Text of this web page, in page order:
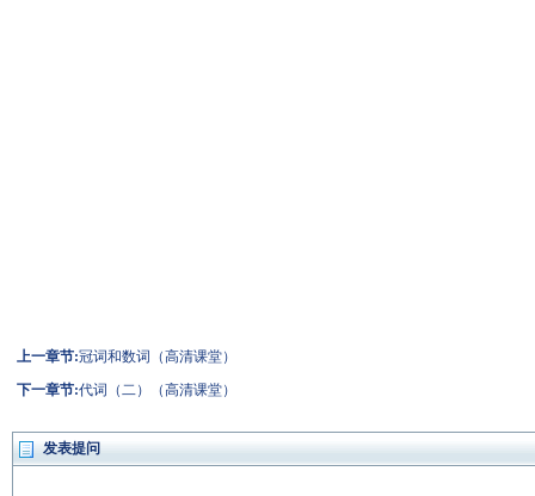
上一章节:冠词和数词（高清课堂）
下一章节:代词（二）（高清课堂）
发表提问